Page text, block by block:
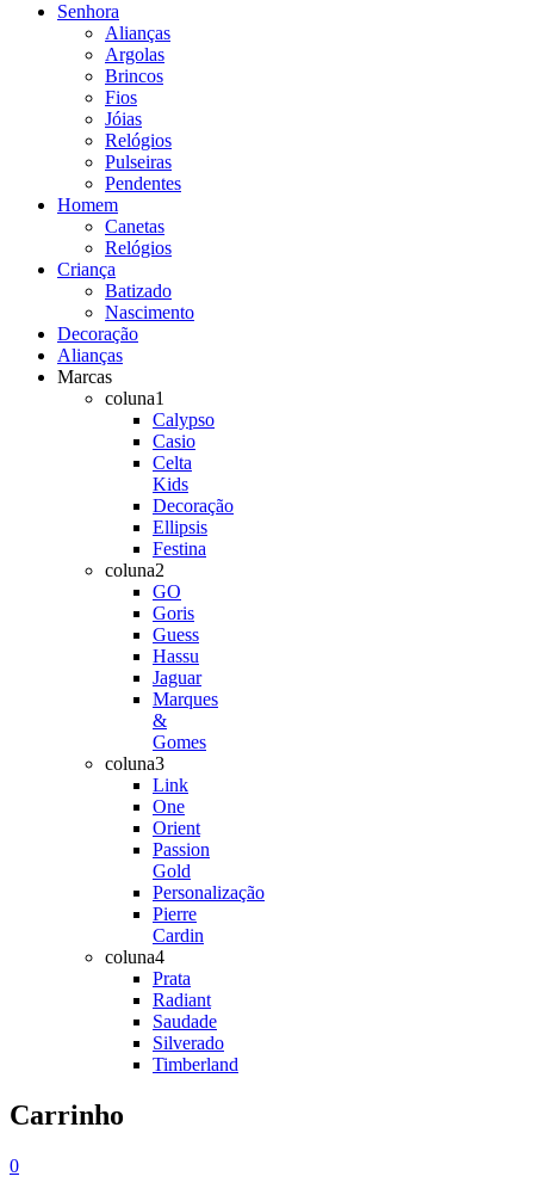
Senhora
Alianças
Argolas
Brincos
Fios
Jóias
Relógios
Pulseiras
Pendentes
Homem
Canetas
Relógios
Criança
Batizado
Nascimento
Decoração
Alianças
Marcas
coluna1
Calypso
Casio
Celta
Kids
Decoração
Ellipsis
Festina
coluna2
GO
Goris
Guess
Hassu
Jaguar
Marques
&
Gomes
coluna3
Link
One
Orient
Passion
Gold
Personalização
Pierre
Cardin
coluna4
Prata
Radiant
Saudade
Silverado
Timberland
Carrinho
0